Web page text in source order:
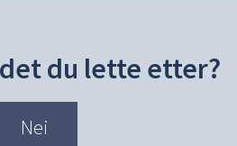
du lette etter?
Nei